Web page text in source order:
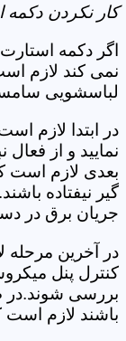
کار نکردن
اگر دکمه
نمی کند لازم
لباسشویی
در ابتدا لازم
نمایید و از
بعدی لازم است
گیر نیفتاده
جریان برق در
در آخرین مرحله
کنترل پنل
بررسی شوند.در
باشند لازم